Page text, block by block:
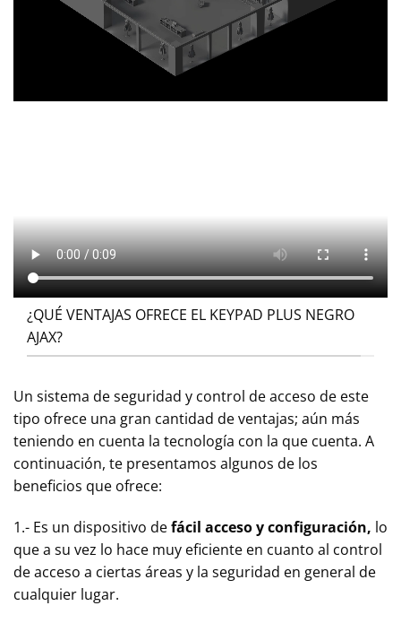
¿QUÉ VENTAJAS OFRECE EL KEYPAD PLUS NEGRO
AJAX?
Un sistema de seguridad y control de acceso de este
tipo ofrece una gran cantidad de ventajas; aún más
teniendo en cuenta la tecnología con la que cuenta. A
continuación, te presentamos algunos de los
beneficios que ofrece:
1.- Es un dispositivo defácil acceso y configuración, lo
que a su vez lo hace muy eficiente en cuanto al control
de acceso a ciertas áreas y la seguridad en general de
cualquier lugar.